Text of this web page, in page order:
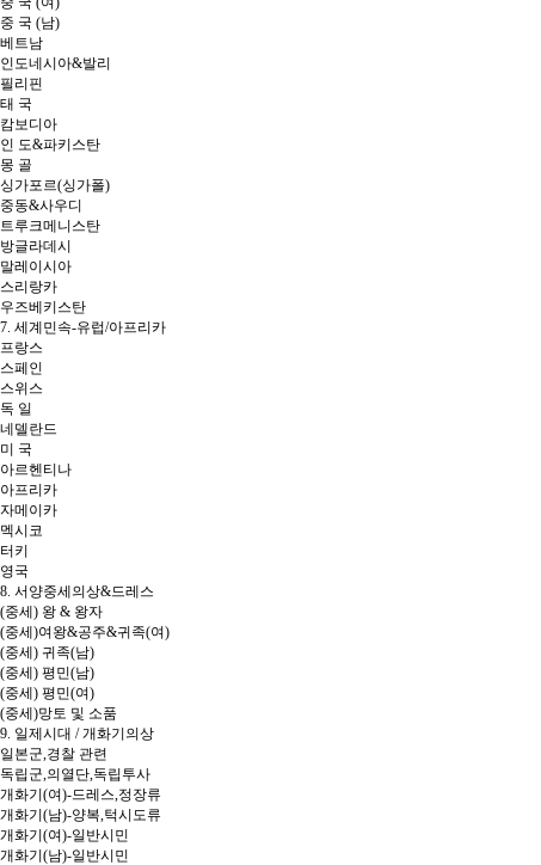
중 국 (남)
베트남
인도네시아&발리
필리핀
태 국
캄보디아
인 도&파키스탄
몽 골
싱가포르(싱가폴)
중동&사우디
트루크메니스탄
방글라데시
말레이시아
스리랑카
우즈베키스탄
7. 세계민속-유럽/아프리카
프랑스
스페인
스위스
독 일
네델란드
미 국
아르헨티나
아프리카
자메이카
멕시코
터키
영국
8. 서양중세의상&드레스
(중세) 왕 & 왕자
(중세)여왕&공주&귀족(여)
(중세) 귀족(남)
(중세) 평민(남)
(중세) 평민(여)
(중세)망토 및 소품
9. 일제시대 / 개화기의상
일본군,경찰 관련
독립군,의열단,독립투사
개화기(여)-드레스,정장류
개화기(남)-양복,턱시도류
개화기(여)-일반시민
개화기(남)-일반시민